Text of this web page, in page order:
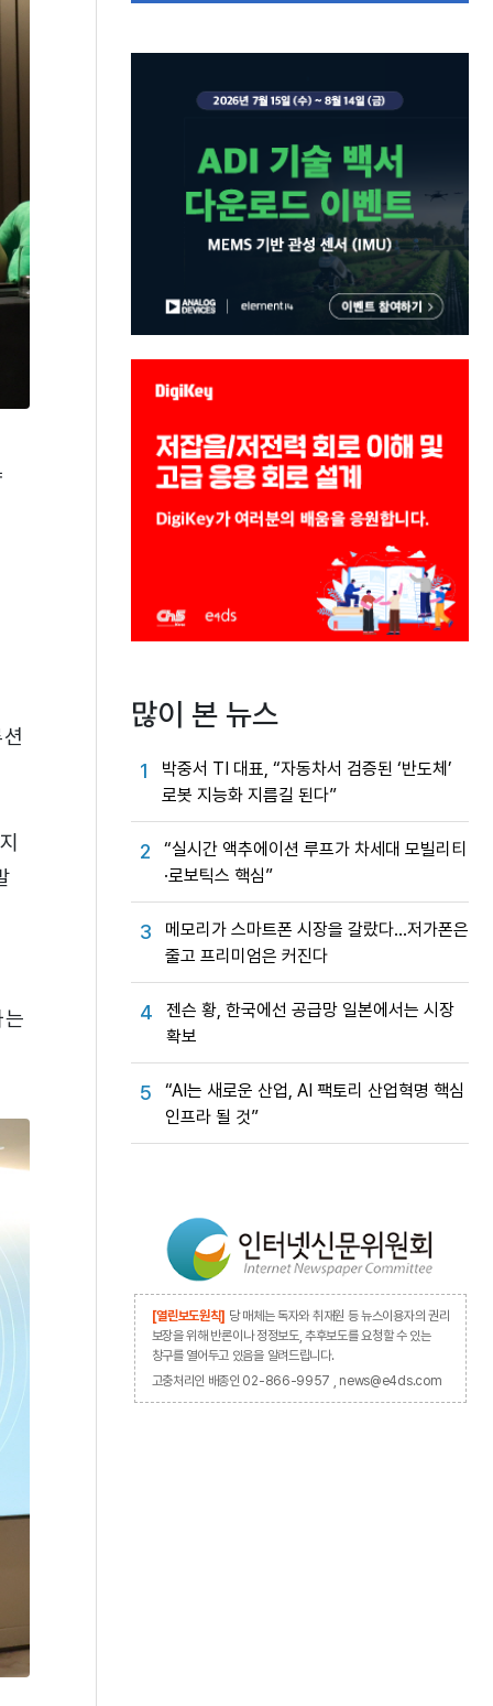
많이 본 뉴스
1
박중서 TI 대표, “자동차서 검증된 ‘반도체’
로봇 지능화 지름길 된다”
2
“실시간 액추에이션 루프가 차세대 모빌리티
·로보틱스 핵심”
3
메모리가 스마트폰 시장을 갈랐다…저가폰은
줄고 프리미엄은 커진다
4
젠슨 황, 한국에선 공급망 일본에서는 시장
확보
5
“AI는 새로운 산업, AI 팩토리 산업혁명 핵심
인프라 될 것”
[열린보도원칙] 당 매체는 독자와 취재원 등 뉴스이용자의 권리
보장을 위해 반론이나 정정보도, 추후보도를 요청할 수 있는
창구를 열어두고 있음을 알려드립니다.
고충처리인 배종인 02-866-9957 , news@e4ds.com